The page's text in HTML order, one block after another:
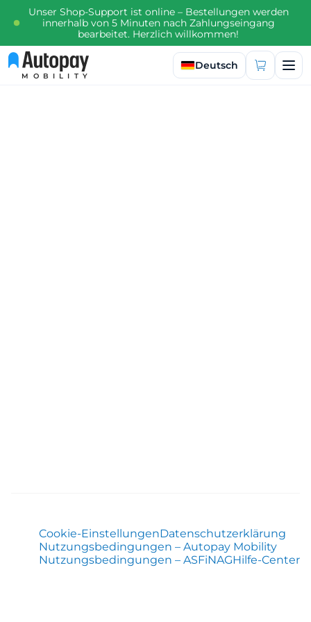
Unser Shop-Support ist online – Bestellungen werden
innerhalb von 5 Minuten nach Zahlungseingang
bearbeitet. Herzlich willkommen!
MOBILITY
Sprache auswählen
Deutsch
Cookie-EinstellungenDatenschutzerklärung
Nutzungsbedingungen – Autopay Mobility
Nutzungsbedingungen – ASFiNAGHilfe-Center